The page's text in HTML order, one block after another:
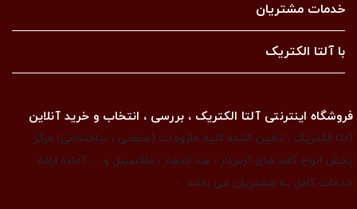
خدمات مشتریان
با آلتا الکتریک
فروشگاه اینترنتی آلتا الکتریک ، بررسی ، انتخاب و خرید آنلاین
آلتا الکتریک ، تامین کننده کلیه ملزومات (صنعتی ، ساختمانی) مرکز
پخش انواع گلند های آرمردار ، ضد انفجار ، فلکسیبل و … آماده ارائه
خدمات کامل به مشتریان می باشد.